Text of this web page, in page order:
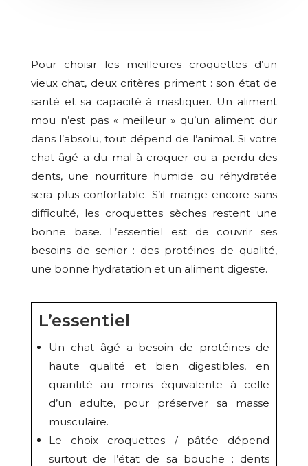
Pour choisir les meilleures croquettes d’un
vieux chat, deux critères priment : son état de
santé et sa capacité à mastiquer. Un aliment
mou n’est pas « meilleur » qu’un aliment dur
dans l’absolu, tout dépend de l’animal. Si votre
chat âgé a du mal à croquer ou a perdu des
dents, une nourriture humide ou réhydratée
sera plus confortable. S’il mange encore sans
difficulté, les croquettes sèches restent une
bonne base. L’essentiel est de couvrir ses
besoins de senior : des protéines de qualité,
une bonne hydratation et un aliment digeste.
L’essentiel
Un chat âgé a besoin de protéines de
haute qualité et bien digestibles, en
quantité au moins équivalente à celle
d’un adulte, pour préserver sa masse
musculaire.
Le choix croquettes / pâtée dépend
surtout de l’état de sa bouche : dents